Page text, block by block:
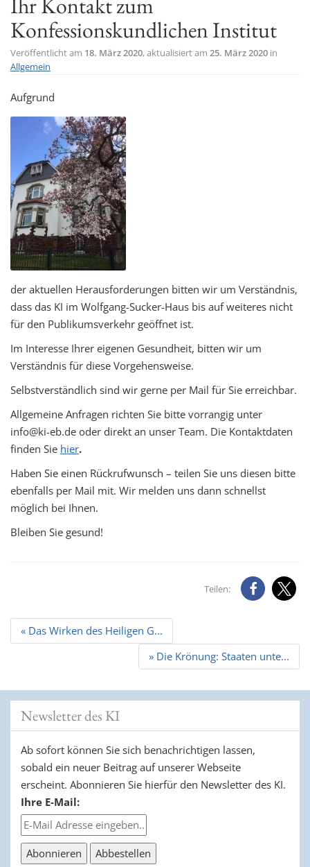
Konfessionskundlichen Institut
Veröffentlicht am 18. März 2020, aktualisiert am 25. März 2020 in
Allgemein
Aufgrund
der aktuellen Herausforderungen bitten wir um Verständnis,
dass das KI im Wolfgang-Sucker-Haus bis auf weiteres nicht
für den Publikumsverkehr geöffnet ist.
Im Interesse Ihrer eigenen Gesundheit, bitten wir um
Verständnis für diese Vorgehensweise.
Selbstverständlich sind wir gerne per Mail für Sie erreichbar.
Allgemeine Anfragen richten Sie bitte vorrangig unter
info@ki-eb.de oder direkt an unser Team. Die Kontaktdaten
finden Sie hier.
Haben Sie einen Rückrufwunsch – teilen Sie uns diesen bitte
ebenfalls per Mail mit. Wir melden uns dann schnellst
möglich bei Ihnen.
Bleiben Sie gesund!
Teilen:
Beitrags
Navigation
« Das Wirken des Heiligen G...
» Die Krönung: Staaten unte...
Newsletter des KI
Ab sofort können Sie sich benachrichtigen lassen,
sobald ein neuer Beitrag auf unserer Webseite
erscheint. Abonnieren Sie hierfür den Newsletter des KI.
Ihre E-Mail: